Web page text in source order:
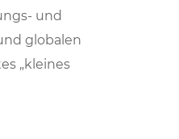
und
globalen
„kleines